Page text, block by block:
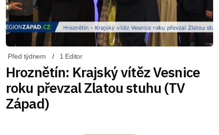
Před týdnem 1 Editor
Hroznětín: Krajský vítěz Vesnice
roku převzal Zlatou stuhu (TV
Západ)